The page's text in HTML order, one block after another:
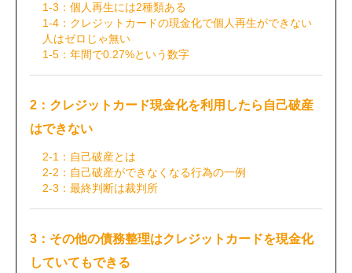
1-3：個人再生には2種類ある
1-4：クレジットカードの現金化で個人再生ができない
人はゼロじゃ無い
1-5：年間で0.27%という数字
2：クレジットカード現金化を利用したら自己破産
はできない
2-1：自己破産とは
2-2：自己破産ができなくなる行為の一例
2-3：最終判断は裁判所
3：その他の債務整理はクレジットカードを現金化
していてもできる